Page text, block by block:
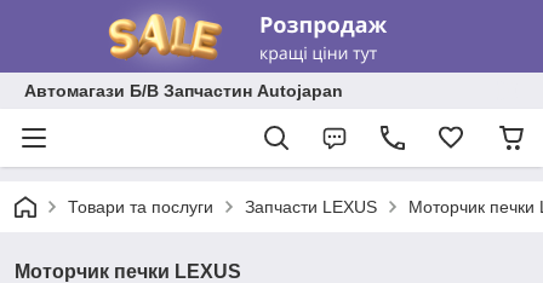
Автомагази Б/В Запчастин Autojapan
Товари та послуги Запчасти LEXUS Моторчик печки
Моторчик печки LEXUS